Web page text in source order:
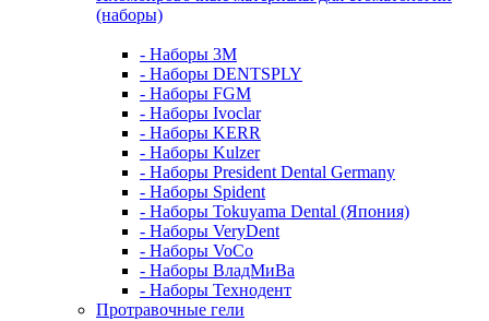
(наборы)
- Наборы 3М
- Наборы DENTSPLY
- Наборы FGM
- Наборы Ivoclar
- Наборы KERR
- Наборы Kulzer
- Наборы President Dental Germany
- Наборы Spident
- Наборы Tokuyama Dental (Япония)
- Наборы VeryDent
- Наборы VoCo
- Наборы ВладМиВа
- Наборы Технодент
Протравочные гели